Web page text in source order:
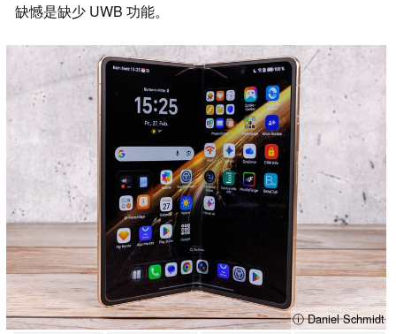
缺憾是缺少 UWB 功能。
ⓘ Daniel Schmidt